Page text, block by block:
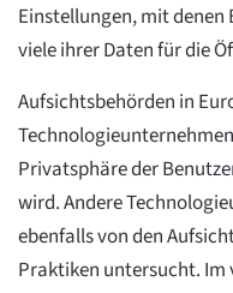
Einstellungen, mit denen
viele ihrer Daten für die
Aufsichtsbehörden in
Privatsphäre der
wird. Andere
ebenfalls von den
Praktiken untersucht. Im